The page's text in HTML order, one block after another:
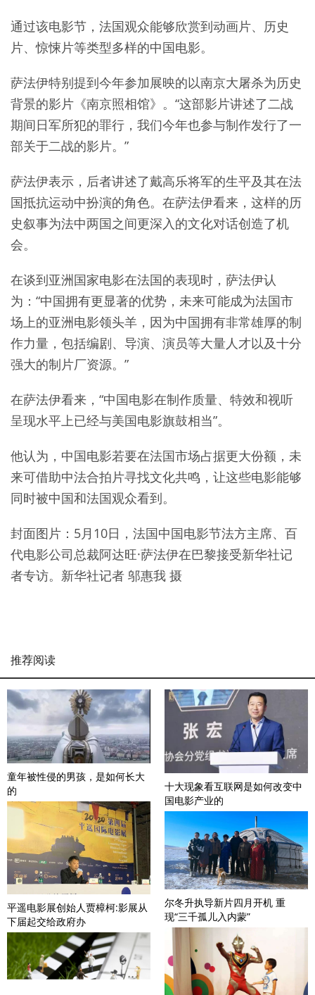
通过该电影节，法国观众能够欣赏到动画片、历史
片、惊悚片等类型多样的中国电影。
萨法伊特别提到今年参加展映的以南京大屠杀为历史
背景的影片《南京照相馆》。“这部影片讲述了二战
期间日军所犯的罪行，我们今年也参与制作发行了一
部关于二战的影片。”
萨法伊表示，后者讲述了戴高乐将军的生平及其在法
国抵抗运动中扮演的角色。在萨法伊看来，这样的历
史叙事为法中两国之间更深入的文化对话创造了机
会。
在谈到亚洲国家电影在法国的表现时，萨法伊认
为：“中国拥有更显著的优势，未来可能成为法国市
场上的亚洲电影领头羊，因为中国拥有非常雄厚的制
作力量，包括编剧、导演、演员等大量人才以及十分
强大的制片厂资源。”
在萨法伊看来，“中国电影在制作质量、特效和视听
呈现水平上已经与美国电影旗鼓相当”。
他认为，中国电影若要在法国市场占据更大份额，未
来可借助中法合拍片寻找文化共鸣，让这些电影能够
同时被中国和法国观众看到。
封面图片：5月10日，法国中国电影节法方主席、百
代电影公司总裁阿达旺·萨法伊在巴黎接受新华社记
者专访。新华社记者 邬惠我 摄
推荐阅读
童年被性侵的男孩，是如何长大
的
平遥电影展创始人贾樟柯:影展从
下届起交给政府办
十大现象看互联网是如何改变中
国电影产业的
尔冬升执导新片四月开机 重
现“三千孤儿入内蒙”